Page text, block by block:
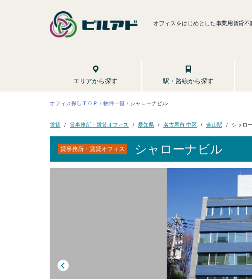
オフィスをはじめとした事業用賃貸
エリアから探す 駅・路線から探す
オフィス探しＴＯＰ 物件一覧 シャローナビル
賃貸 貸事務所・賃貸オフィス 愛知県 名古屋市 中区 金山駅 シャロ
貸事務所・賃貸オフィス シャローナビル